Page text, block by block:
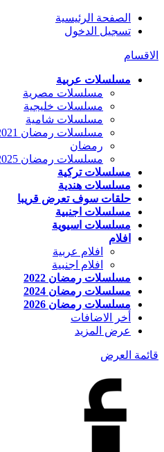
الصفحة الرئيسية
تسجيل الدخول
الاقسام
مسلسلات عربية
مسلسلات مصرية
مسلسلات خليجية
مسلسلات شامية
مسلسلات رمضان 2021
رمضان
مسلسلات رمضان 2025
مسلسلات تركية
مسلسلات هندية
حلقات سوف تعرض قريبا
مسلسلات اجنبية
مسلسلات اسيوية
افلام
افلام عربية
افلام اجنبية
مسلسلات رمضان 2022
مسلسلات رمضان 2024
مسلسلات رمضان 2026
أخر الاضافات
عرض المزيد
قائمة العرض